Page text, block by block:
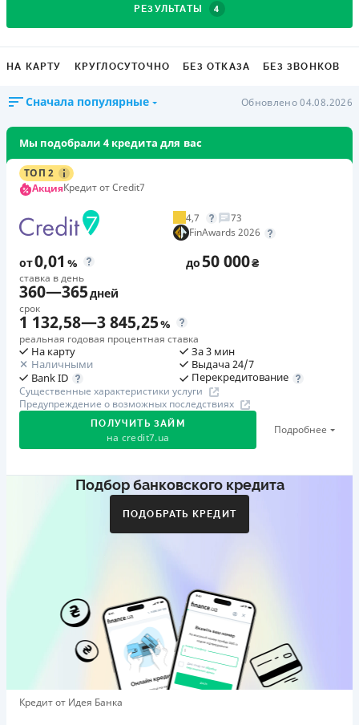
РЕЗУЛЬТАТЫ 4
НА КАРТУ КРУГЛОСУТОЧНО БЕЗ ОТКАЗА БЕЗ ЗВОНКОВ
Сначала популярные Обновлено 04.08.2026
Мы подобрали 4 кредита для вас
ТОП 2
АкцияКредит от Credit7
4,7
73
FinAwards 2026
от0,01 %
ставка в день
до50 000₴
360—365дней
срок
1 132,58—3 845,25%
реальная годовая процентная ставка
На карту
Наличными
Bank ID
За 3 мин
Выдача 24/7
Перекредитование
Существенные характеристики услуги
Предупреждение о возможных последствиях
ПОЛУЧИТЬ ЗАЙМ
на credit7.ua
Подробнее
Акция: «Кешбэк за друга»
друг регистрируется и получает первый кредит (от
Бронзовый призер FinAwards 2026 «Лучшая программа
лояльности»
Первый займ
от 0,01%/день до 30 000 ₴
Повторный займ
Подбор банковского кредита
ПОДОБРАТЬ КРЕДИТ
Кредит от Идея Банка